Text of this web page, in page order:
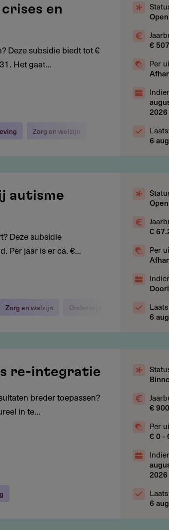
en
Deze subsidie biedt tot €
Het gaat...
Zorg en welzijn
Open
€
Per
2026
6
autisme
Deze subsidie
Per jaar is er ca. €...
Zorg en welzijn Onderwijs Arbeid en
Open
€
Per
6
re-integratie
breder toepassen?
in te...
€
Per
€ 0 -
2026
6